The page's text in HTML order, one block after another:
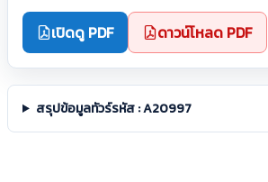
เปิดดู PDF ดาวน์โหลด PDF
สรุปข้อมูลทัวร์รหัส : A20997